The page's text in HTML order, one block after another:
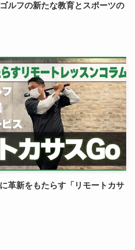
ルフの新たな教育とスポーツの
革新をもたらす「リモートカサ